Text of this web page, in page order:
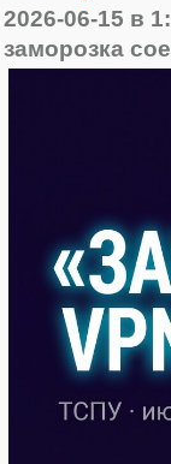
2026-06-15 в
заморозка